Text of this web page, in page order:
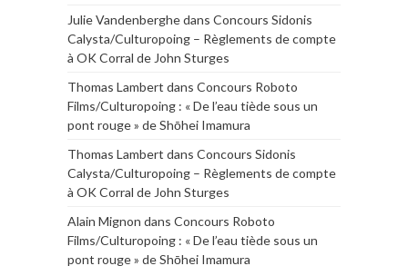
Julie Vandenberghedans Concours Sidonis
Calysta/Culturopoing – Règlements de compte
à OK Corral de John Sturges
Thomas Lambert dans Concours Roboto
Films/Culturopoing : « De l’eau tiède sous un
pont rouge » de Shōhei Imamura
Thomas Lambert dans Concours Sidonis
Calysta/Culturopoing – Règlements de compte
à OK Corral de John Sturges
Alain Mignon dans Concours Roboto
Films/Culturopoing : « De l’eau tiède sous un
pont rouge » de Shōhei Imamura